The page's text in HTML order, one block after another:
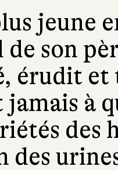
jeune
de son
érudit et
à
des
des